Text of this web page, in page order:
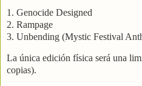
1. Genocide Designed
2. Rampage
3. Unbending (Mystic Festival
La única edición física será una
copias).